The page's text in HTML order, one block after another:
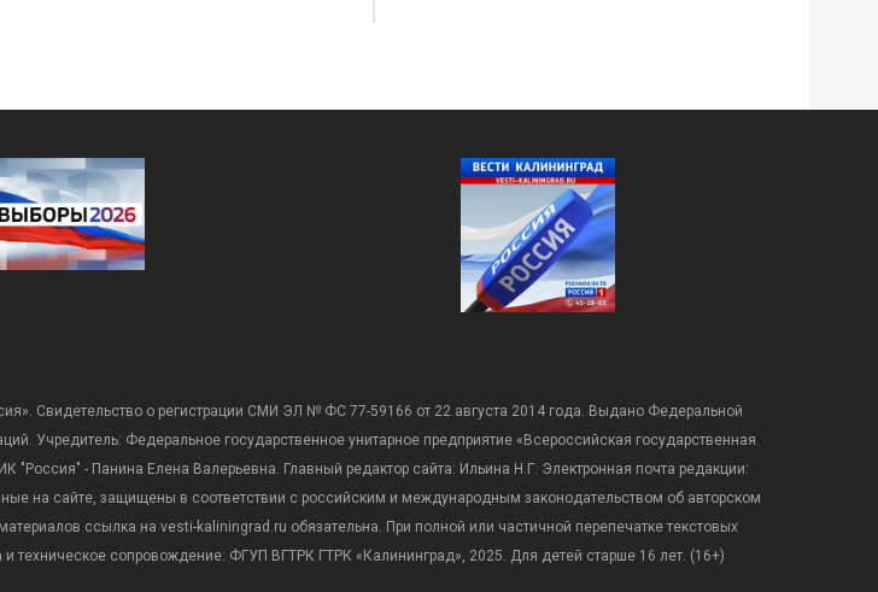
Свидетельство о регистрации СМИ ЭЛ № ФС 77-59166 от 22 августа 2014 года. Выдано Федеральной
Учредитель: Федеральное государственное унитарное предприятие «Всероссийская государственная
- Панина Елена Валерьевна. Главный редактор сайта: Ильина Н.Г. Электронная почта редакции:
на сайте, защищены в соответствии с российским и международным законодательством об авторском
ссылка на vesti-kaliningrad.ru обязательна. При полной или частичной перепечатке текстовых
техническое сопровождение: ФГУП ВГТРК ГТРК «Калининград», 2025. Для детей старше 16 лет. (16+)